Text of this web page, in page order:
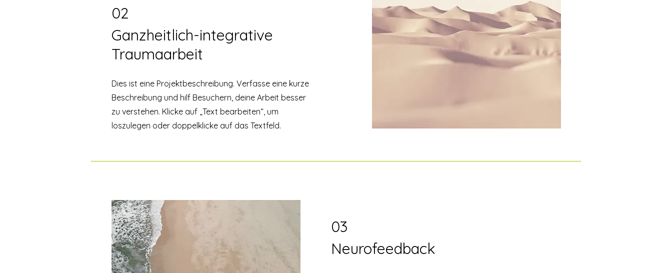
02
Ganzheitlich-integrative
Traumaarbeit
Dies ist eine Projektbeschreibung. Verfasse eine kurze
Beschreibung und hilf Besuchern, deine Arbeit besser
zu verstehen. Klicke auf „Text bearbeiten“, um
loszulegen oder doppelklicke auf das Textfeld.
03
Neurofeedback